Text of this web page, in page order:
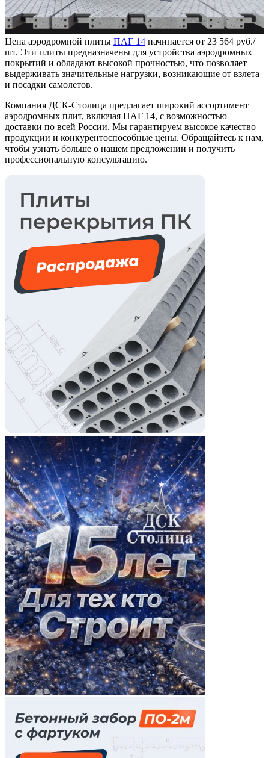
Цена аэродромной плиты ПАГ 14 начинается от 23 564 руб./
шт. Эти плиты предназначены для устройства аэродромных
покрытий и обладают высокой прочностью, что позволяет
выдерживать значительные нагрузки, возникающие от взлета
и посадки самолетов.
Компания ДСК-Столица предлагает широкий ассортимент
аэродромных плит, включая ПАГ 14, с возможностью
доставки по всей России. Мы гарантируем высокое качество
продукции и конкурентоспособные цены. Обращайтесь к нам,
чтобы узнать больше о нашем предложении и получить
профессиональную консультацию.